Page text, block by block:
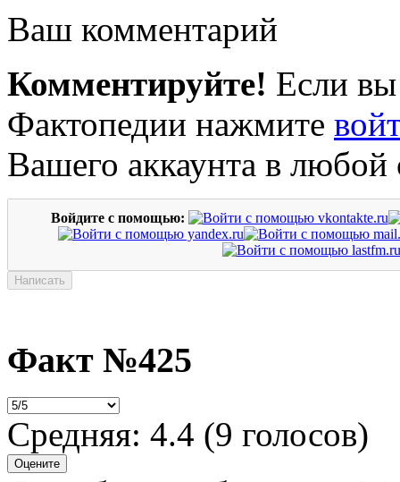
Ваш комментарий
Комментируйте! Если вы
Фактопедии нажмите
Вашего аккаунта в любой
Войдите с помощью:
Факт №425
Средняя: 4.4 (9 голосов)